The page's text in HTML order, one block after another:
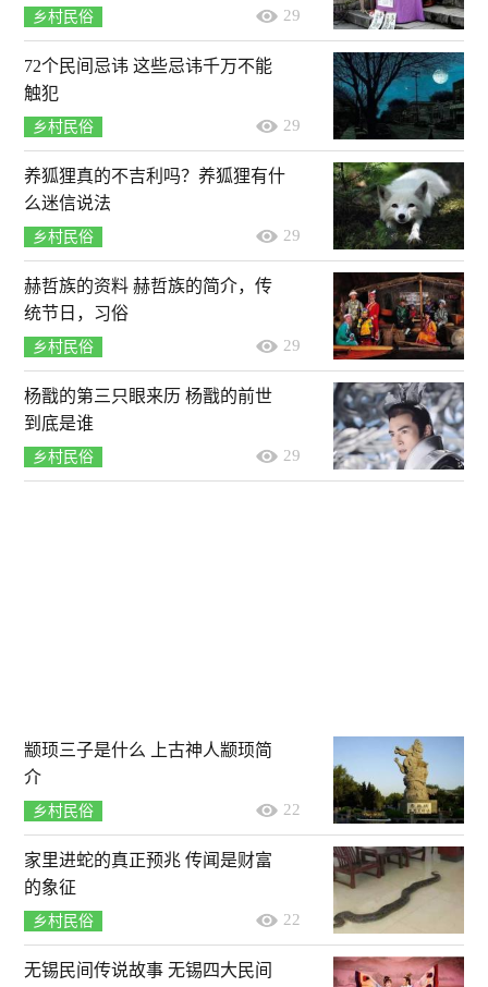
乡村民俗 29
72个民间忌讳 这些忌讳千万不能
触犯
乡村民俗 29
养狐狸真的不吉利吗？养狐狸有什
么迷信说法
乡村民俗 29
赫哲族的资料 赫哲族的简介，传
统节日，习俗
乡村民俗 29
杨戬的第三只眼来历 杨戬的前世
到底是谁
乡村民俗 29
颛顼三子是什么 上古神人颛顼简
介
乡村民俗 22
家里进蛇的真正预兆 传闻是财富
的象征
乡村民俗 22
无锡民间传说故事 无锡四大民间